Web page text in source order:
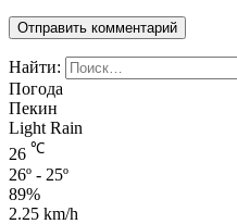
Найти:
Погода
Пекин
Light Rain
26 ℃
26º - 25º
89%
2.25 km/h